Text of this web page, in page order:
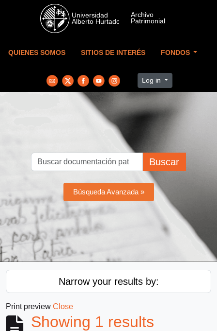
Skip to main content
QUIENES SOMOS SITIOS DE INTERÉS FONDOS
Log in
Buscar
Búsqueda Avanzada »
Narrow your results by:
Print preview Close
Showing 1 results